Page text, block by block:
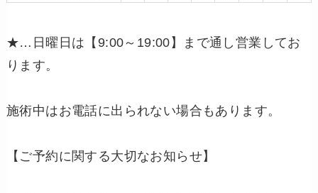
★…日曜日は【9:00～19:00】まで通し営業してお
ります。
施術中はお電話に出られない場合もあります。
【ご予約に関する大切なお知らせ】